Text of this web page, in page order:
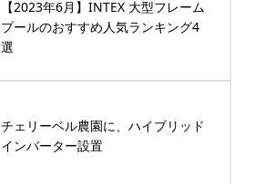
【2023年6月】INTEX 大型フレーム
プールのおすすめ人気ランキング4
選
チェリーベル農園に、ハイブリッド
インバーター設置